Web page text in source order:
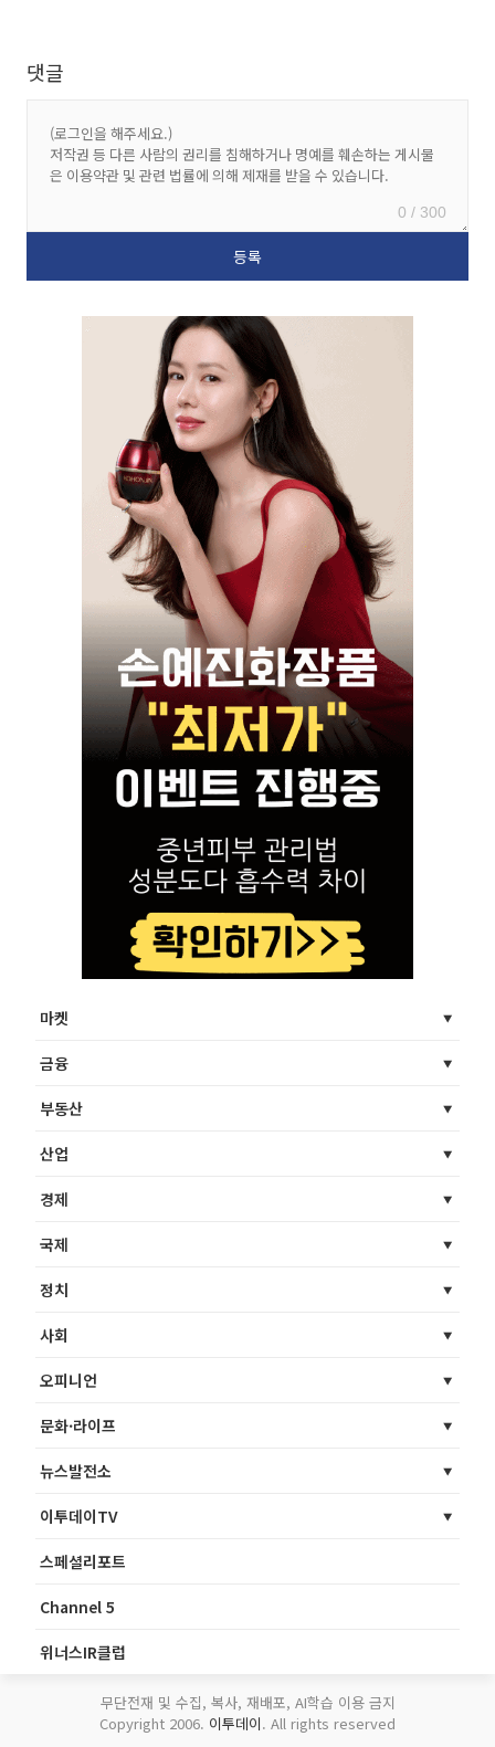
댓글
0 / 300
마켓
금융
부동산
산업
경제
국제
정치
사회
오피니언
문화·라이프
뉴스발전소
이투데이TV
스페셜리포트
Channel 5
위너스IR클럽
무단전재 및 수집, 복사, 재배포, AI학습 이용 금지
Copyright 2006. 이투데이. All rights reserved